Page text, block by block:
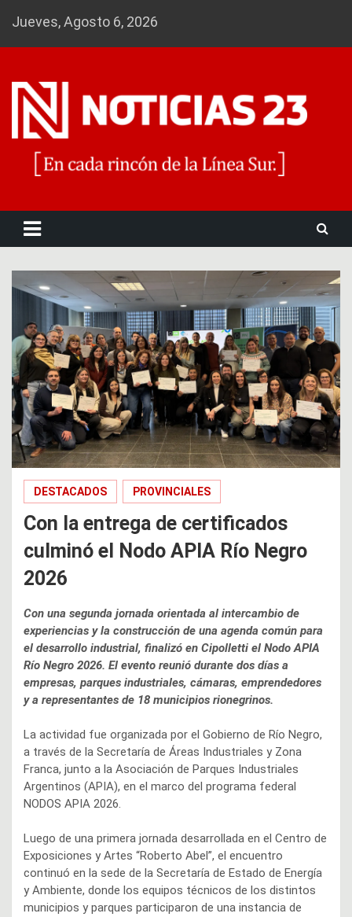
Jueves, Agosto 6, 2026
DESTACADOS PROVINCIALES
Con la entrega de certificados
culminó el Nodo APIA Río Negro
2026
Con una segunda jornada orientada al intercambio de
experiencias y la construcción de una agenda común para
el desarrollo industrial, finalizó en Cipolletti el Nodo APIA
Río Negro 2026. El evento reunió durante dos días a
empresas, parques industriales, cámaras, emprendedores
y a representantes de 18 municipios rionegrinos.
La actividad fue organizada por el Gobierno de Río Negro,
a través de la Secretaría de Áreas Industriales y Zona
Franca, junto a la Asociación de Parques Industriales
Argentinos (APIA), en el marco del programa federal
NODOS APIA 2026.
Luego de una primera jornada desarrollada en el Centro de
Exposiciones y Artes “Roberto Abel”, el encuentro
continuó en la sede de la Secretaría de Estado de Energía
y Ambiente, donde los equipos técnicos de los distintos
municipios y parques participaron de una instancia de